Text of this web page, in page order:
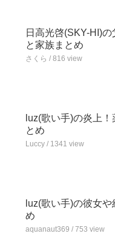
日高光啓(SKY-HI)
と家族まとめ
さくら / 816 view
luz(歌い手)の炎上
とめ
Luccy / 1341 view
luz(歌い手)の彼女
め
aquanaut369 / 753 view